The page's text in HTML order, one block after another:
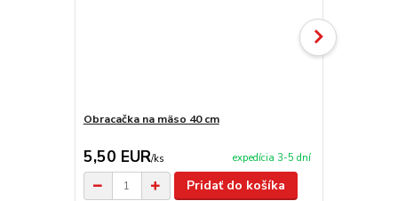
Obracačka na mäso 40 cm
5,50 EUR/ks expedícia 3-5 dní
Pridať do košíka